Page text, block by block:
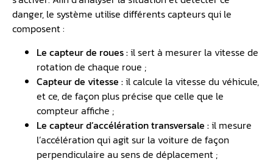
danger, le système utilise différents capteurs qui le
composent :
Le capteur de roues :il sert à mesurer la vitesse de
rotation de chaque roue ;
Capteur de vitesse :il calcule la vitesse du véhicule,
et ce, de façon plus précise que celle que le
compteur affiche ;
Le capteur d’accélération transversale :il mesure
l’accélération qui agit sur la voiture de façon
perpendiculaire au sens de déplacement ;